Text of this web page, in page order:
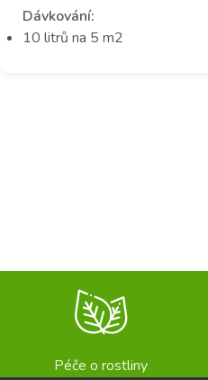
Dávkování:
10 litrů na 5 m2
Péče o rostliny